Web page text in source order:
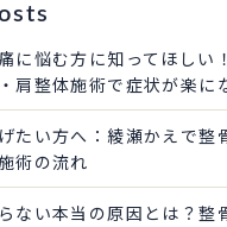
に悩む方に知ってほしい
肩整体施術で症状が楽に
たい方へ：綾瀬かえで整
術の流れ
ない本当の原因とは？整